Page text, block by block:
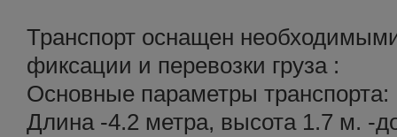
Транспорт оснащен
фиксации и перевозки груза :
Основные параметры транспорта:
Длина -4.2 метра, высота 1.7 м. -